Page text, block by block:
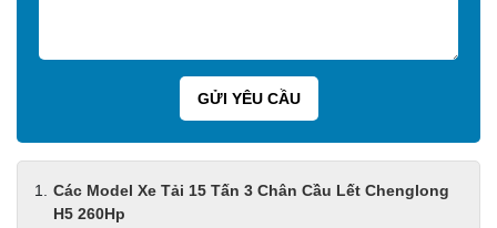
Các Model Xe Tải 15 Tấn 3 Chân Cầu Lết Chenglong
H5 260Hp